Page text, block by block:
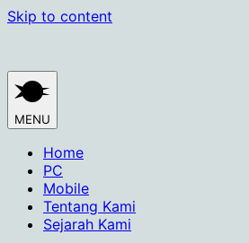
Skip to content
MENU
Home
PC
Mobile
Tentang Kami
Sejarah Kami